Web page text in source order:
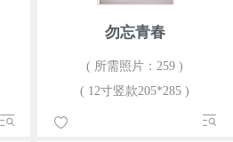
勿忘青春
( 所需照片：259 )
( 12寸竖款205*285 )